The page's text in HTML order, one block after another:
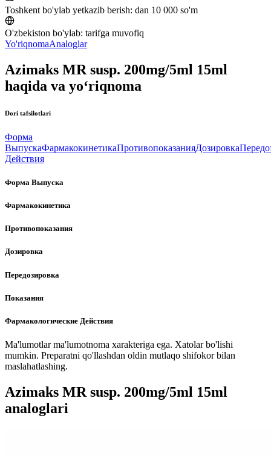
Toshkent bo'ylab yetkazib berish: dan 10 000 so'm
O'zbekiston bo'ylab: tarifga muvofiq
Yo'riqnomaAnaloglar
Azimaks MR susp. 200mg/5ml 15ml
haqida va yo‘riqnoma
Dori tafsilotlari
Форма
ВыпускаФармакокинетикаПротивопоказанияДозировка
Действия
Форма Выпуска
Фармакокинетика
Противопоказания
Дозировка
Передозировка
Показания
Фармакологические Действия
Ma'lumotlar ma'lumotnoma xarakteriga ega. Xatolar bo'lishi
mumkin. Preparatni qo'llashdan oldin mutlaqo shifokor bilan
maslahatlashing.
Azimaks MR susp. 200mg/5ml 15ml
analoglari